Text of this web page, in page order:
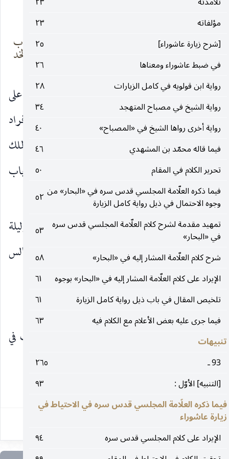
مؤلفاته
٢٣
[شرح زيارة عاشوراء]
٢٥
في ضبط عاشوراء ومعناها
٢٦
رواية ابن قولويه في كامل الزيارات
٢٨
رواية الشيخ في مصباح المتهجد
٣٤
رواية أخرى رواها الشيخ في «المصباح»
٤٠
فيما قاله محمّد بن المشهدي
٤٦
تحرير الكلام في المقام
٥٠
فيما ذكره العلّامة المجلسي قدس سره في «البحار» من
وجوه الاحتمال في ذيل رواية كامل الزيارة
٥٢
تمهيد مقدمة لشرح كلام العلّامة المجلسي قدس سره
في «البحار»
٥٣
شرح كلام العلّامة المشار إليه في «البحار»
٥٨
الإيراد على كلام العلّامة المشار إليه في «البحار» بوجوه
٦١
تلخيص المقال في باب ذيل رواية كامل الزيارة
٦١
فيما جرى عليه بعض الأعلام مع الكلام فيه
٦٣
تنبيهات
93 ـ
٢٦٥
[التنبيه] الأوّل :
٩٣
فيما ذكره العلّامة المجلسي قدس سره في الاحتياط في
زيارة عاشوراء
الإيراد على كلام المجلسي قدس سره
٩٤
ويذكر هذا الشعر
من لم يطأ وجه
التراب برجله وطئ التراب
بصفحة الخد
وكان جلوسه في حال دعائه ليالي الجمعة وغيرها على
الأرض ، قال في بعض تحقيقاته : «المتعارف بين أفراد
الإنسان الجلوس على الفرش عند التضرع إلى الله الملك
المنان ، مع أن المناسب لمقام التضرع إلى رب الأرباب
طريق التواضع بالجلوس على التراب».
وكان يباشر بنفسه في ليلة العاشوراء ويومها وليلة
الثماني والعشرين من شهر صفر ويومها الخدمة في مجالس
العزاء بنفسه.
شدة احتياطه
ينقل أنه قد وقعت أمور اضطر فيها إلى التصرف في
حمام موقوف من قبل جده